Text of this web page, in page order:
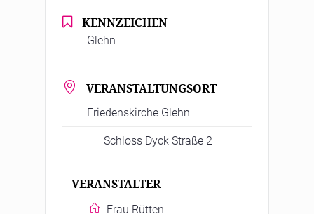
KENNZEICHEN
Glehn
VERANSTALTUNGSORT
Friedenskirche Glehn
Schloss Dyck Straße 2
VERANSTALTER
Frau Rütten